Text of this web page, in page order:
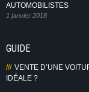
AUTOMOBILISTES
1 janvier 2018
GUIDE
VENTE D’UNE
IDÉALE ?